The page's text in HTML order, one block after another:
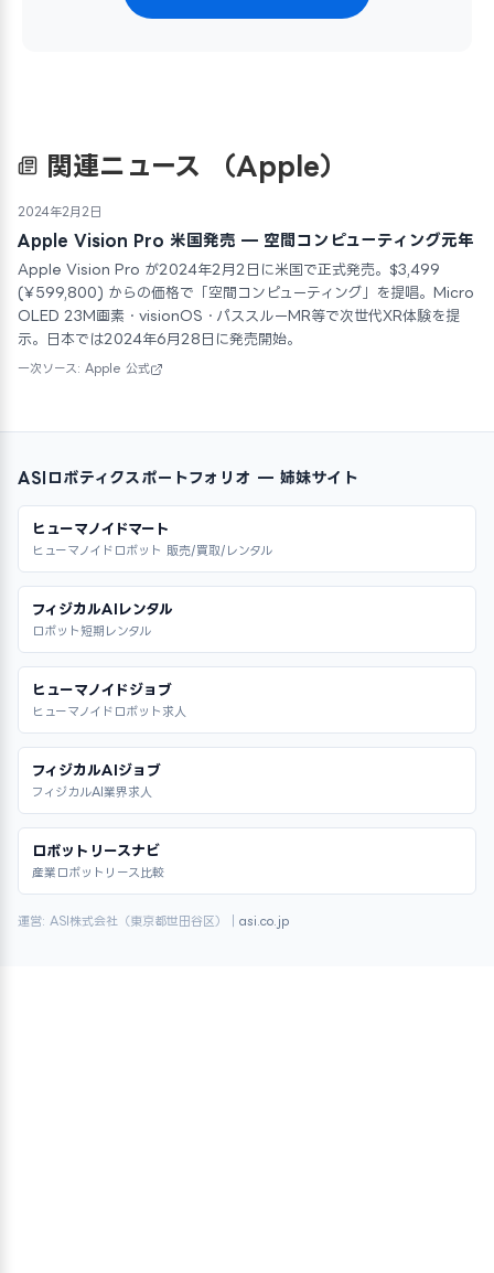
関連ニュース （Apple）
2024年2月2日
Apple Vision Pro 米国発売 — 空間コンピューティング元年
Apple Vision Pro が2024年2月2日に米国で正式発売。$3,499
(¥599,800) からの価格で「空間コンピューティング」を提唱。Micro
OLED 23M画素・visionOS・パススルーMR等で次世代XR体験を提
示。日本では2024年6月28日に発売開始。
一次ソース: Apple 公式
ASIロボティクスポートフォリオ — 姉妹サイト
ヒューマノイドマート
ヒューマノイドロボット 販売/買取/レンタル
フィジカルAIレンタル
ロボット短期レンタル
ヒューマノイドジョブ
ヒューマノイドロボット求人
フィジカルAIジョブ
フィジカルAI業界求人
ロボットリースナビ
産業ロボットリース比較
運営: ASI株式会社（東京都世田谷区）｜ asi.co.jp